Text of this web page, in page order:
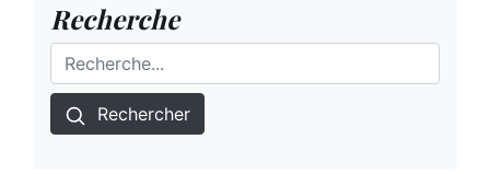
Recherche
Rechercher